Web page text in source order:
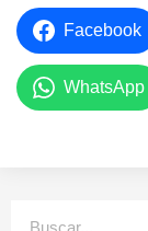
Facebook
WhatsApp